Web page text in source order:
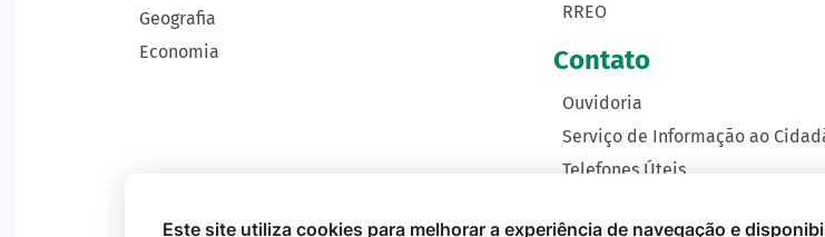
Geografia
Economia
RREO
Contato
Ouvidoria
Serviço de Informação ao
Telefones Úteis
Este site utiliza cookies para melhorar a experiência de navegação e